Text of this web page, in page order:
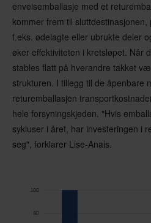
enveisemballasje med et
kommer frem til
f.eks. ødelagte eller ubrukte deler
øker effektiviteten i kretsløpet. Når
stables flatt på hverandre takket
strukturen. I tillegg til de åpenbare
returemballasjen
hele forsyningskjeden. "Hvis
sykluser i året, har investeringen i
seg", forklarer Lise-Anais.